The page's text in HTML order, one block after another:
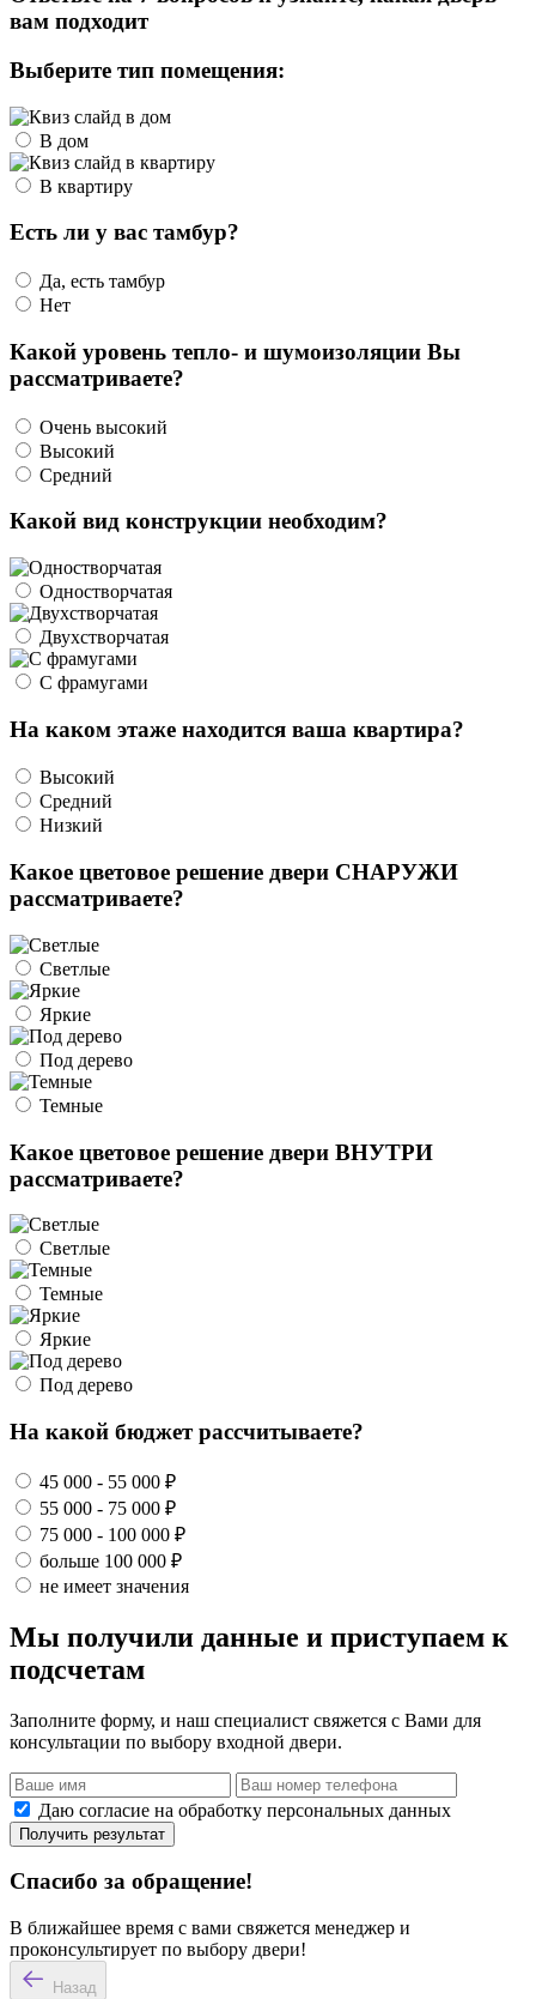
вам подходит
Выберите тип помещения:
В дом
В квартиру
Есть ли у вас тамбур?
Да, есть тамбур
Нет
Какой уровень тепло- и шумоизоляции Вы
рассматриваете?
Очень высокий
Высокий
Средний
Какой вид конструкции необходим?
Одностворчатая
Двухстворчатая
С фрамугами
На каком этаже находится ваша квартира?
Высокий
Средний
Низкий
Какое цветовое решение двери СНАРУЖИ
рассматриваете?
Светлые
Яркие
Под дерево
Темные
Какое цветовое решение двери ВНУТРИ
рассматриваете?
Светлые
Темные
Яркие
Под дерево
На какой бюджет рассчитываете?
45 000 - 55 000 ₽
55 000 - 75 000 ₽
75 000 - 100 000 ₽
больше 100 000 ₽
не имеет значения
Мы получили данные и приступаем к
подсчетам
Заполните форму, и наш специалист свяжется с Вами для
консультации по выбору входной двери.
Даю согласие на обработку персональных данных
Получить результат
Спасибо за обращение!
В ближайшее время с вами свяжется менеджер и
проконсультирует по выбору двери!
Назад